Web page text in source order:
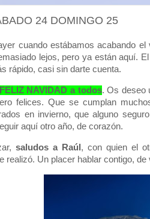
24 DOMINGO 25
cuando estábamos acabando
lejos, pero ya están aquí.
rápido, casi sin darte cuenta.
FELIZ NAVIDAD a todos. Os deseo
felices. Que se cumplan
en invierno, que alguno
aquí otro año, de corazón.
saludos a Raúl , con quien el
realizó. Un placer hablar contigo,